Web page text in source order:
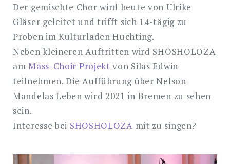
Der gemischte Chor wird heute von Ulrike
Gläser geleitet und trifft sich 14-tägig zu
Proben im Kulturladen Huchting.
Neben kleineren Auftritten wird SHOSHOLOZA
amMass-Choir Projekt von Silas Edwin
teilnehmen. Die Aufführung über Nelson
Mandelas Leben wird 2021 in Bremen zu sehen
sein.
Interesse bei SHOSHOLOZA mit zu singen?